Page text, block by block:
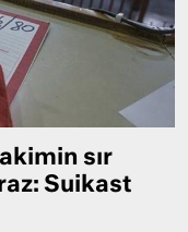
sır
Suikast